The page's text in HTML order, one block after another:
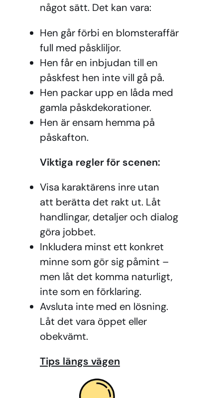
något sätt. Det kan vara:
Hen går förbi en blomsteraffär
full med påskliljor.
Hen får en inbjudan till en
påskfest hen inte vill gå på.
Hen packar upp en låda med
gamla påskdekorationer.
Hen är ensam hemma på
påskafton.
Viktiga regler för scenen:
Visa karaktärens inre utan
att berätta det rakt ut. Låt
handlingar, detaljer och dialog
göra jobbet.
Inkludera minst ett konkret
minne som gör sig påmint –
men låt det komma naturligt,
inte som en förklaring.
Avsluta inte med en lösning.
Låt det vara öppet eller
obekvämt.
Tips längs vägen